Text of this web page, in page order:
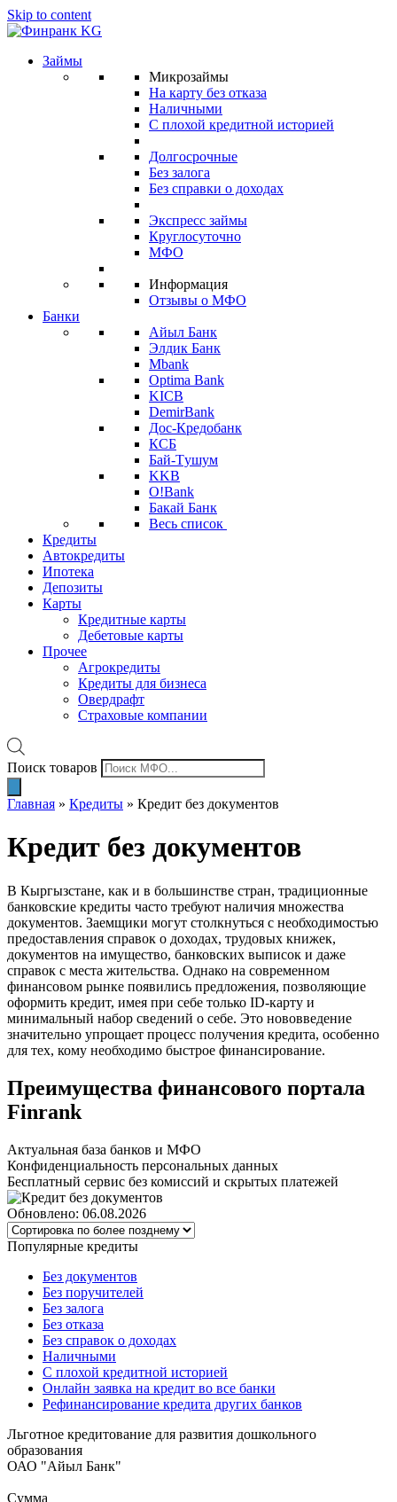
Skip to content
Займы
Микрозаймы
На карту без отказа
Наличными
С плохой кредитной историей
Долгосрочные
Без залога
Без справки о доходах
Экспресс займы
Круглосуточно
МФО
Информация
Отзывы о МФО
Банки
Айыл Банк
Элдик Банк
Mbank
Optima Bank
KICB
DemirBank
Дос-Кредобанк
КСБ
Бай-Tушум
KKB
O!Bank
Бакай Банк
Весь список
Кредиты
Автокредиты
Ипотека
Депозиты
Карты
Кредитные карты
Дебетовые карты
Прочее
Агрокредиты
Кредиты для бизнеса
Овердрафт
Страховые компании
Поиск товаров
Главная » Кредиты » Кредит без документов
Кредит без документов
В Кыргызстане, как и в большинстве стран, традиционные
банковские кредиты часто требуют наличия множества
документов. Заемщики могут столкнуться с необходимостью
предоставления справок о доходах, трудовых книжек,
документов на имущество, банковских выписок и даже
справок с места жительства. Однако на современном
финансовом рынке появились предложения, позволяющие
оформить кредит, имея при себе только ID-карту и
минимальный набор сведений о себе. Это нововведение
значительно упрощает процесс получения кредита, особенно
для тех, кому необходимо быстрое финансирование.
Преимущества финансового портала
Finrank
Актуальная база банков и МФО
Конфиденциальность персональных данных
Бесплатный сервис без комиссий и скрытых платежей
Обновлено: 06.08.2026
Популярные кредиты
Без документов
Без поручителей
Без залога
Без отказа
Без справок о доходах
Наличными
С плохой кредитной историей
Онлайн заявка на кредит во все банки
Рефинансирование кредита других банков
Льготное кредитование для развития дошкольного
образования
ОАО "Айыл Банк"
Сумма